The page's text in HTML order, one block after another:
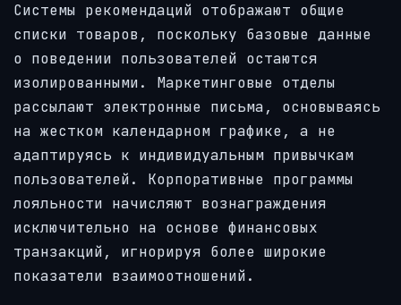
Системы рекомендаций отображают общие
списки товаров, поскольку базовые данные
о поведении пользователей остаются
изолированными. Маркетинговые отделы
рассылают электронные письма, основываясь
на жестком календарном графике, а не
адаптируясь к индивидуальным привычкам
пользователей. Корпоративные программы
лояльности начисляют вознаграждения
исключительно на основе финансовых
транзакций, игнорируя более широкие
показатели взаимоотношений.